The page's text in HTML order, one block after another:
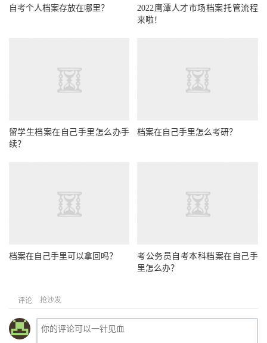
自考个人档案存放在哪里？
2022鹰潭人才市场档案托管流程
来啦！
留学生档案在自己手里怎么办手
续？
档案在自己手里怎么考研？
档案在自己手里可以拿回吗？
考公务员自考本科档案在自己手
里怎么办？
评论 抢沙发